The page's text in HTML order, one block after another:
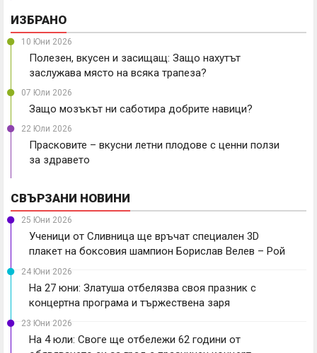
ИЗБРАНО
10 Юни 2026
Полезен, вкусен и засищащ: Защо нахутът
заслужава място на всяка трапеза?
07 Юли 2026
Защо мозъкът ни саботира добрите навици?
22 Юли 2026
Прасковите – вкусни летни плодове с ценни ползи
за здравето
СВЪРЗАНИ НОВИНИ
25 Юни 2026
Ученици от Сливница ще връчат специален 3D
плакет на боксовия шампион Борислав Велев – Рой
24 Юни 2026
На 27 юни: Златуша отбелязва своя празник с
концертна програма и тържествена заря
23 Юни 2026
На 4 юли: Своге ще отбележи 62 години от